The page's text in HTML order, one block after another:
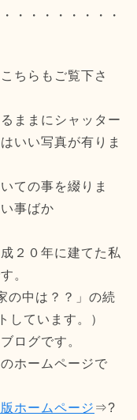
・・・・・・・・
ちらもご覧下さ
ままにシャッター
いい写真が有りま
ての事を綴りま
事ばか
２０年に建てた私
。
の中は？？」の続
しています。）
ログです。
ホームページで
ホームページ ⇒?